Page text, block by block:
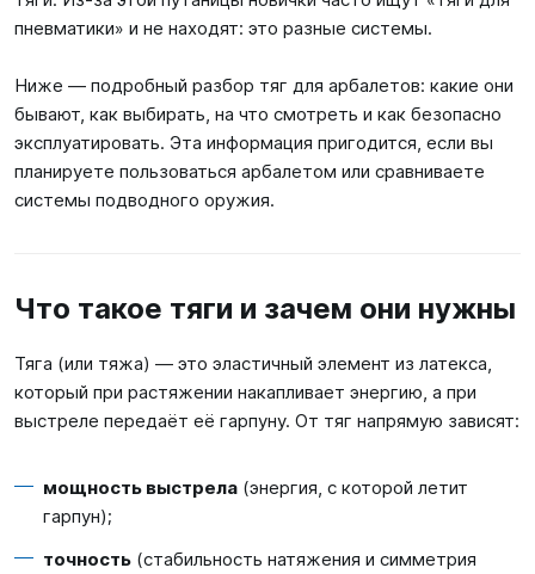
пневматики» и не находят: это разные системы.
Ниже — подробный разбор тяг для арбалетов: какие они
бывают, как выбирать, на что смотреть и как безопасно
эксплуатировать. Эта информация пригодится, если вы
планируете пользоваться арбалетом или сравниваете
системы подводного оружия.
Что такое тяги и зачем они нужны
Тяга (или тяжа) — это эластичный элемент из латекса,
который при растяжении накапливает энергию, а при
выстреле передаёт её гарпуну. От тяг напрямую зависят:
мощность выстрела (энергия, с которой летит
гарпун);
точность (стабильность натяжения и симметрия